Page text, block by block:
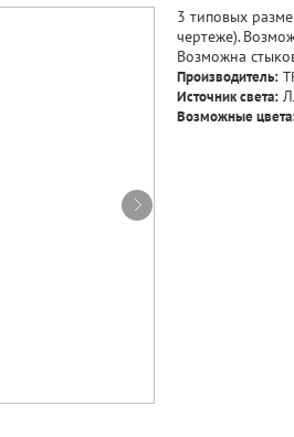
3 типовых
чертеже).
Возможна
Производитель:
Источник света:
Возможные